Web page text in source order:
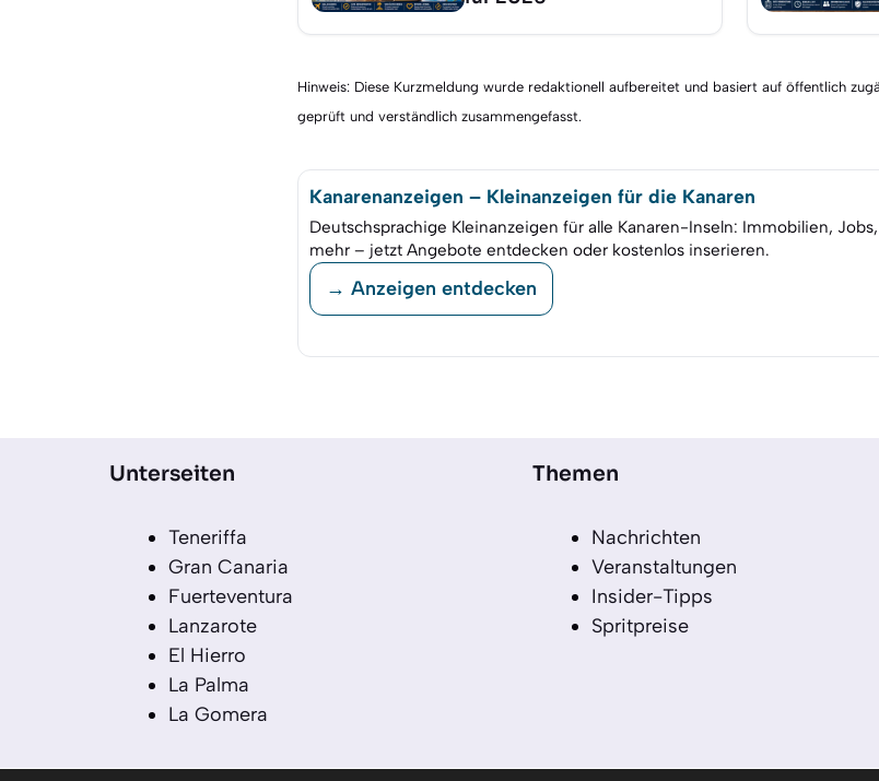
Hinweis: Diese Kurzmeldung wurde redaktionell aufbereitet und basiert auf öffentlich
geprüft und verständlich zusammengefasst.
Kanarenanzeigen – Kleinanzeigen für die Kanaren
Deutschsprachige Kleinanzeigen für alle Kanaren-Inseln: Immobilien,
mehr – jetzt Angebote entdecken oder kostenlos inserieren.
→ Anzeigen entdecken
Unterseiten
Teneriffa
Gran Canaria
Fuerteventura
Lanzarote
El Hierro
La Palma
La Gomera
Themen
Nachrichten
Veranstaltungen
Insider-Tipps
Spritpreise